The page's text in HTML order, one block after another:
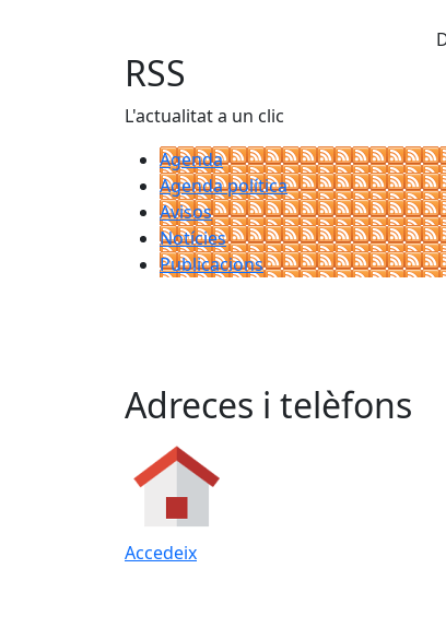
RSS
L'actualitat a un clic
Agenda
Agenda política
Avisos
Notícies
Publicacions
Adreces i telèfons
Accedeix